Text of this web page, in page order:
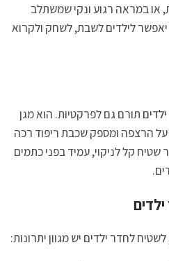
או במראה רגוע ונקי שמשתלב
יאפשר לילדים לשבת, לשחק ולקרוא
תורם גם לפרקטיות. הוא מגן
הרצפה ומספק שכבת ריפוד רכה
קל לניקוי, עמיד בפני כתמים
לחדר ילדים יש מגוון יתרונות: